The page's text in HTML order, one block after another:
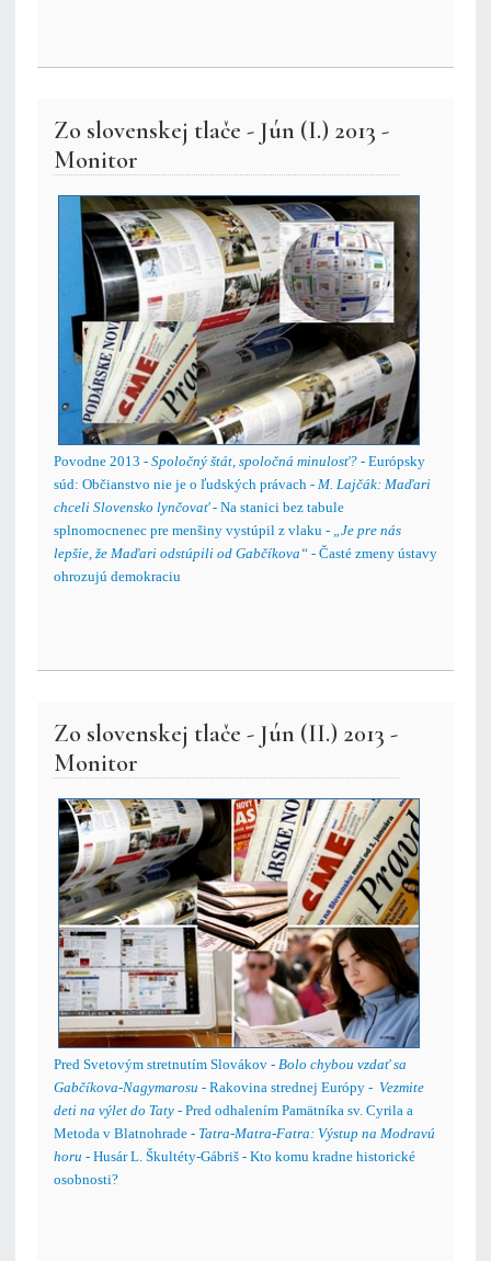
Zo slovenskej tlače - Jún (I.) 2013 -
Monitor
Povodne 2013 - Spoločný štát, spoločná minulosť? - Európsky
súd: Občianstvo nie je o ľudských právach - M. Lajčák: Maďari
chceli Slovensko lynčovať- Na stanici bez tabule
splnomocnenec pre menšiny vystúpil z vlaku - „Je pre nás
lepšie, že Maďari odstúpili od Gabčíkova“ - Časté zmeny ústavy
ohrozujú demokraciu
Zo slovenskej tlače - Jún (II.) 2013 -
Monitor
Pred Svetovým stretnutím Slovákov - Bolo chybou vzdať sa
Gabčíkova-Nagymarosu - Rakovina strednej Európy - Vezmite
deti na výlet do Taty - Pred odhalením Pamätníka sv. Cyrila a
Metoda v Blatnohrade - Tatra-Matra-Fatra: Výstup na Modravú
horu - Husár L. Škultéty-Gábriš - Kto komu kradne historické
osobnosti?